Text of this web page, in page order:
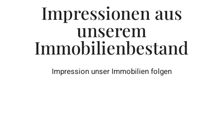
Impressionen aus
unserem
Immobilienbestand
Impression unser Immobilien folgen